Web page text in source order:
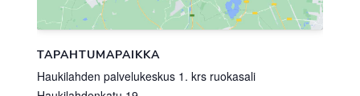
TAPAHTUMAPAIKKA
Haukilahden palvelukeskus 1. krs ruokasali